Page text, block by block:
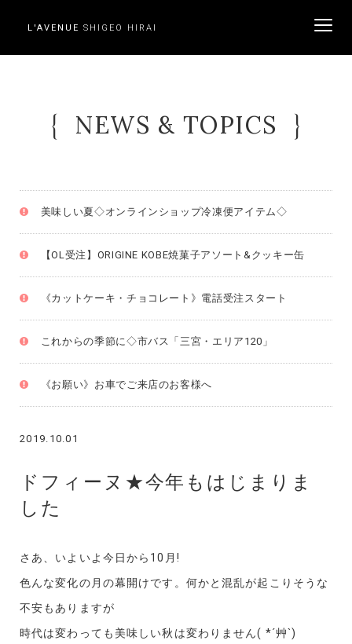
L'AVENUE SHIGEO HIRAI
NEWS & TOPICS
美味しい夏◇オンラインショップ冷凍便アイテム◇
【OL受注】ORIGINE KOBE焼菓子アソート&クッキー缶
《カットケーキ・チョコレート》電話受注スタート
これからの季節に◇市バス「三宮・エリア120」
《お願い》お車でご来店のお客様へ
2019.10.01
ドフィーヌ★今年もはじまりま
した
さあ、いよいよ今日から10月!
色んな変化の月の幕開けです。何かと混乱が起こりそうな
不安もありますが
時代は変わっても美味しい秋は変わりません( *´艸`)